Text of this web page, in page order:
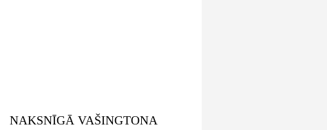
NAKSNĪGĀ VAŠINGTONA